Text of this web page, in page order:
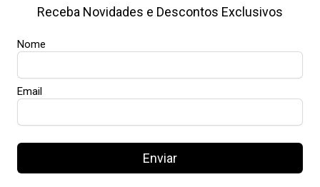
Receba Novidades e Descontos Exclusivos
Nome
Email
Enviar